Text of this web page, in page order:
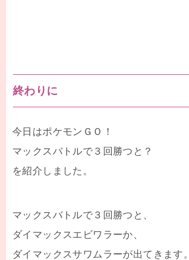
終わりに
今日はポケモンＧＯ！
マックスバトルで３回勝つと？
を紹介しました。
マックスバトルで３回勝つと、
ダイマックスエビワラーか、
ダイマックスサワムラーが出てきます。